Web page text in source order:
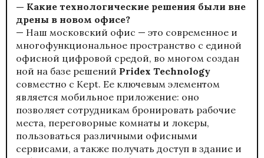
— Какие технологические решения были вне
дрены в новом офисе?
— Наш московский офис — это современное и
многофункциональное пространство с единой
офисной цифровой средой, во многом создан
ной на базе решений Pridex Technology
совместно с Kept. Ее ключевым элементом
является мобильное приложение: оно
позволяет сотрудникам бронировать рабочие
места, переговорные комнаты и локеры,
пользоваться различными офисными
сервисами, а также получать доступ в здание и